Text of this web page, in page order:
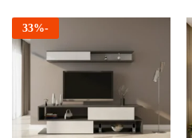
-
33%